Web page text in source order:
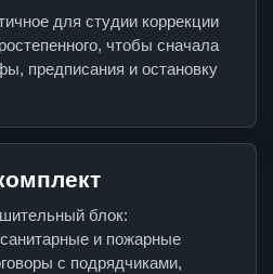
для студии коррекции
чтобы сначала
предписания и остановку
блок:
и пожарные
с подрядчиками,